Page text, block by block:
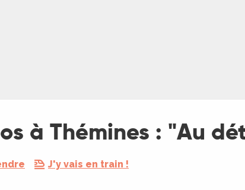
à Thémines : "Au
J'y vais en train !